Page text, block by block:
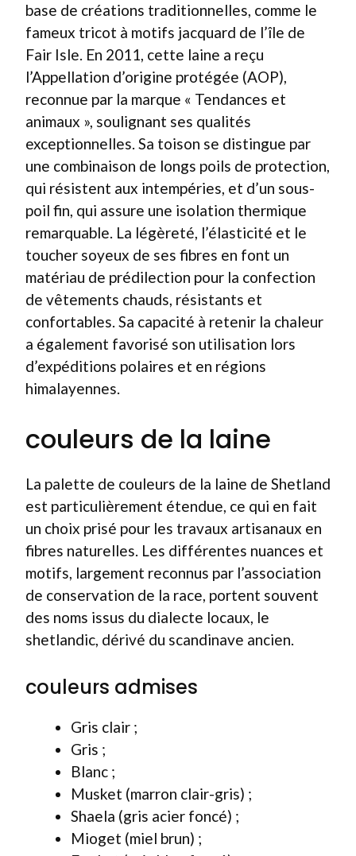
base de créations traditionnelles, comme le
fameux tricot à motifs jacquard de l’île de
Fair Isle. En 2011, cette laine a reçu
l’Appellation d’origine protégée (AOP),
reconnue par la marque « Tendances et
animaux », soulignant ses qualités
exceptionnelles. Sa toison se distingue par
une combinaison de longs poils de protection,
qui résistent aux intempéries, et d’un sous-
poil fin, qui assure une isolation thermique
remarquable. La légèreté, l’élasticité et le
toucher soyeux de ses fibres en font un
matériau de prédilection pour la confection
de vêtements chauds, résistants et
confortables. Sa capacité à retenir la chaleur
a également favorisé son utilisation lors
d’expéditions polaires et en régions
himalayennes.
couleurs de la laine
La palette de couleurs de la laine de Shetland
est particulièrement étendue, ce qui en fait
un choix prisé pour les travaux artisanaux en
fibres naturelles. Les différentes nuances et
motifs, largement reconnus par l’association
de conservation de la race, portent souvent
des noms issus du dialecte locaux, le
shetlandic, dérivé du scandinave ancien.
couleurs admises
Gris clair ;
Gris ;
Blanc ;
Musket (marron clair-gris) ;
Shaela (gris acier foncé) ;
Mioget (miel brun) ;